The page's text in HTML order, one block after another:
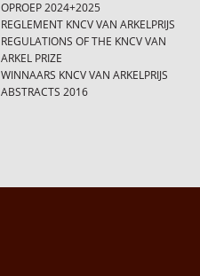
OPROEP 2024+2025
REGLEMENT KNCV VAN ARKELPRIJS
REGULATIONS OF THE KNCV VAN
ARKEL PRIZE
WINNAARS KNCV VAN ARKELPRIJS
ABSTRACTS 2016